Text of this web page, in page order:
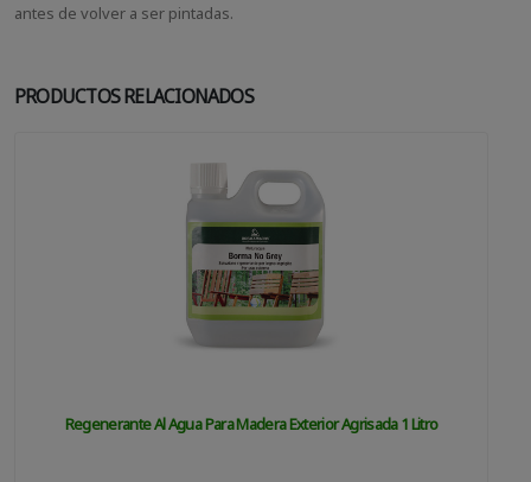
antes de volver a ser pintadas.
PRODUCTOS RELACIONADOS
Regenerante Al Agua Para Madera Exterior Agrisada 1 Litro